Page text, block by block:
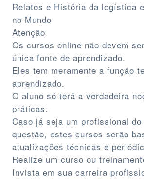
Relatos e História da logística
no Mundo
Atenção
Os cursos online não devem
única fonte de aprendizado.
Eles tem meramente a função
aprendizado.
O aluno só terá a verdadeira
práticas.
Caso já seja um profissional do
questão, estes cursos serão
atualizações técnicas e
Realize um curso ou
Invista em sua carreira